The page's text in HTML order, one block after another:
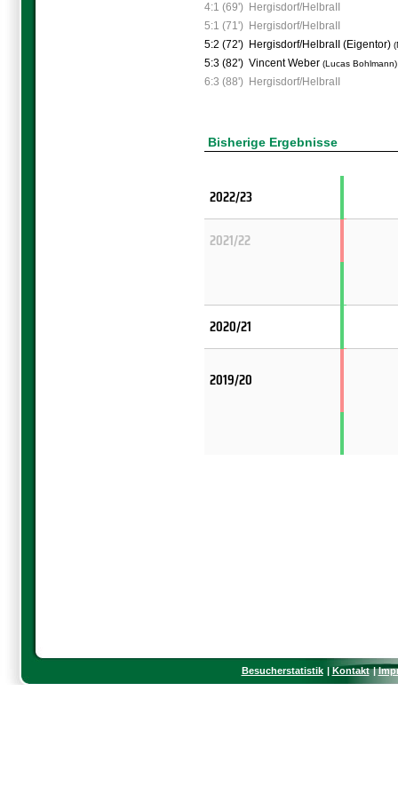
4:1 (69') Hergisdorf/HelbraII
5:1 (71') Hergisdorf/HelbraII
5:2 (72') Hergisdorf/HelbraII (Eigentor)
5:3 (82') Vincent Weber (Lucas Bohlmann)
6:3 (88') Hergisdorf/HelbraII
Bisherige Ergebnisse
2022/23
2021/22
2020/21
2019/20
Besucherstatistik Kontakt